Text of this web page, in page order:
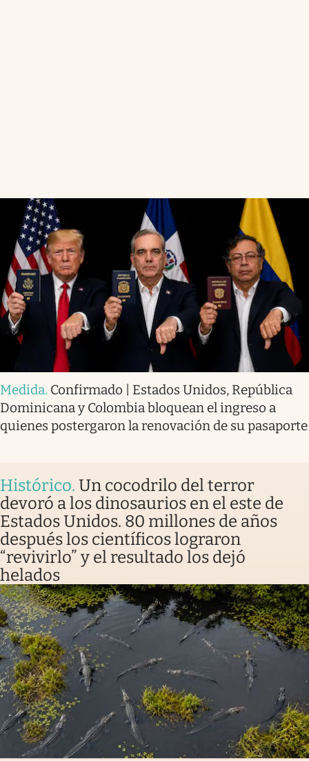
Medida. Confirmado | Estados Unidos, República
Dominicana y Colombia bloquean el ingreso a
quienes postergaron la renovación de su pasaporte
Histórico. Un cocodrilo del terror
devoró a los dinosaurios en el este de
Estados Unidos. 80 millones de años
después los científicos lograron
“revivirlo” y el resultado los dejó
helados